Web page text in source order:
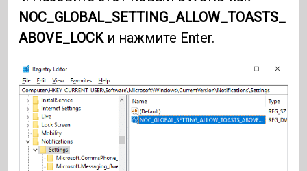
NOC_GLOBAL_SETTING_ALLOW_TOASTS_
ABOVE_LOCKи нажмите Enter.